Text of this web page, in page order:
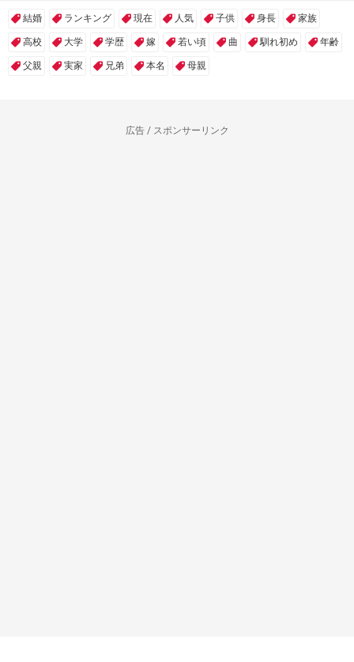
結婚 ランキング 現在 人気 子供 身長 家族
高校 大学 学歴 嫁 若い頃 曲 馴れ初め 年齢
父親 実家 兄弟 本名 母親
広告 / スポンサーリンク